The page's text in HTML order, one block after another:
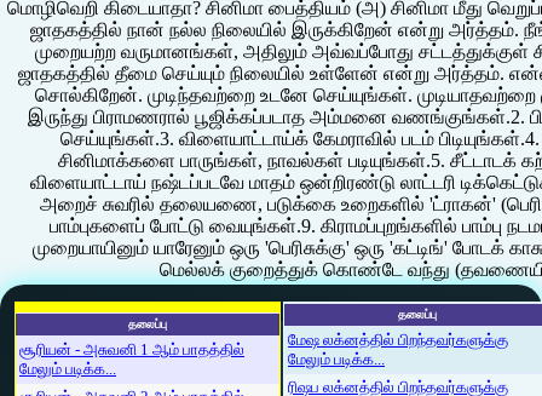
தலைப்பு
சூரியன் - அசுவனி 1 ஆம் பாதத்தில்
மேலும் படிக்க...
தலைப்பு
மேஷ லக்னத்தில் பிறந்தவர்களுக்கு
மேலும் படிக்க...
ரிஷப லக்னத்தில் பிறந்தவர்களுக்கு